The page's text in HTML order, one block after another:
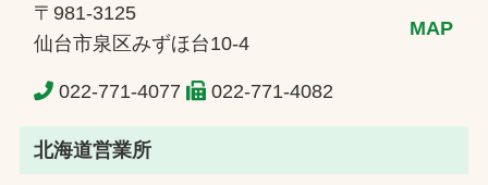
〒981-3125
仙台市泉区みずほ台10-4
MAP
022-771-4077 022-771-4082
北海道営業所